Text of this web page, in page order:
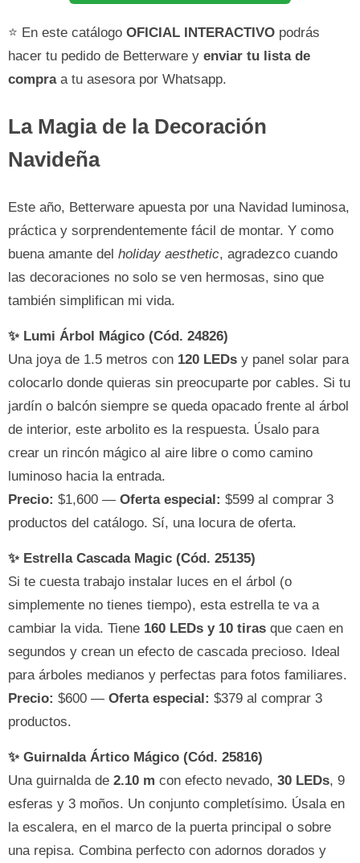
⭐ En este catálogo OFICIAL INTERACTIVO podrás
hacer tu pedido de Betterware y enviar tu lista de
compraa tu asesora por Whatsapp.
La Magia de la Decoración
Navideña
Este año, Betterware apuesta por una Navidad luminosa,
práctica y sorprendentemente fácil de montar. Y como
buena amante del holiday aesthetic, agradezco cuando
las decoraciones no solo se ven hermosas, sino que
también simplifican mi vida.
✨ Lumi Árbol Mágico (Cód. 24826)
Una joya de 1.5 metros con 120 LEDs y panel solar para
colocarlo donde quieras sin preocuparte por cables. Si tu
jardín o balcón siempre se queda opacado frente al árbol
de interior, este arbolito es la respuesta. Úsalo para
crear un rincón mágico al aire libre o como camino
luminoso hacia la entrada.
Precio: $1,600 — Oferta especial: $599 al comprar 3
productos del catálogo. Sí, una locura de oferta.
✨ Estrella Cascada Magic (Cód. 25135)
Si te cuesta trabajo instalar luces en el árbol (o
simplemente no tienes tiempo), esta estrella te va a
cambiar la vida. Tiene 160 LEDs y 10 tiras que caen en
segundos y crean un efecto de cascada precioso. Ideal
para árboles medianos y perfectas para fotos familiares.
Precio: $600 — Oferta especial: $379 al comprar 3
productos.
✨ Guirnalda Ártico Mágico (Cód. 25816)
Una guirnalda de 2.10 m con efecto nevado, 30 LEDs, 9
esferas y 3 moños. Un conjunto completísimo. Úsala en
la escalera, en el marco de la puerta principal o sobre
una repisa. Combina perfecto con adornos dorados y